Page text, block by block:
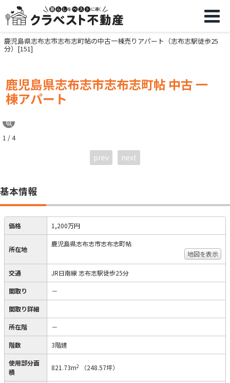
鹿児島県志布志市志布志町帖の中古一棟売りアパート（志布志駅徒歩25
分）[151]
鹿児島県志布志市志布志町帖 中古 一
棟アパート
1 / 4
prev next
基本情報
価格 1,200万円
所在地
鹿児島県志布志市志布志町帖
地図を表示
交通 JR日南線 志布志駅徒歩25分
間取り －
間取り詳細
所在階 －
階数 3階建
使用部分面
積
821.73m2 （248.57坪）